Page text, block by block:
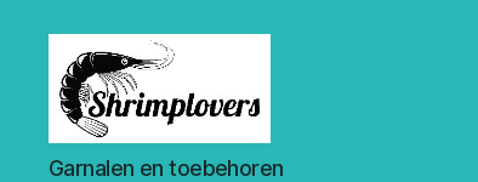
Shrimplovers
Garnalen en toebehoren